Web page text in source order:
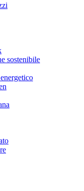
sostenibile